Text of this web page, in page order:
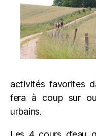
activités favorites
fera à coup sur
urbains.